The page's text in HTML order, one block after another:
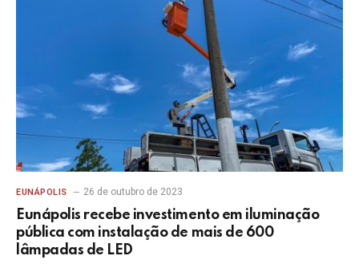
EUNÁPOLIS 26 de outubro de 2023
Eunápolis recebe investimento em iluminação
pública com instalação de mais de 600
lâmpadas de LED